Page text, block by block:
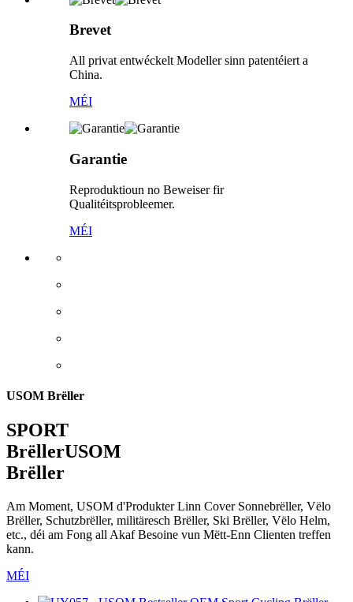
Brevet
All privat entwéckelt Modeller sinn patentéiert a
China.
MÉI
Garantie
Reproduktioun no Beweiser fir
Qualitéitsprobleemer.
MÉI
USOM Brëller
SPORT
BrëllerUSOM
Brëller
Am Moment, USOM d'Produkter Linn Cover Sonnebrëller, Vëlo
Brëller, Schutzbrëller, militäresch Brëller, Ski Brëller, Vëlo Helm,
etc., déi am Fong all Akaf Besoine vun Mëtt-Enn Clienten treffen
kann.
MÉI